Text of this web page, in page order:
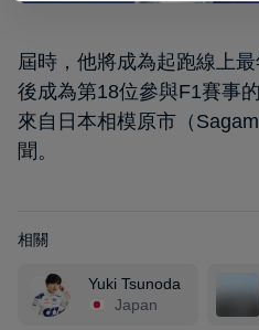
屆時，他將成為起跑線上
後成為第18位參與F1賽事
來自日本相模原市（
聞。
相關
Yuki Tsunoda
Japan